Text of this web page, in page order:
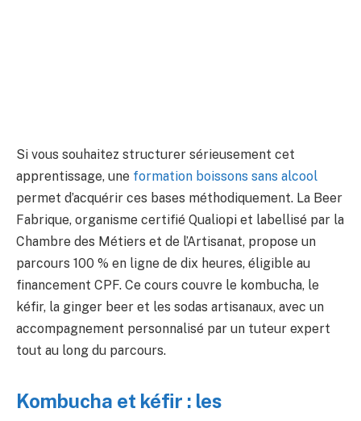
Si vous souhaitez structurer sérieusement cet
apprentissage, une formation boissons sans alcool
permet d’acquérir ces bases méthodiquement. La Beer
Fabrique, organisme certifié Qualiopi et labellisé par la
Chambre des Métiers et de l’Artisanat, propose un
parcours 100 % en ligne de dix heures, éligible au
financement CPF. Ce cours couvre le kombucha, le
kéfir, la ginger beer et les sodas artisanaux, avec un
accompagnement personnalisé par un tuteur expert
tout au long du parcours.
Kombucha et kéfir : les